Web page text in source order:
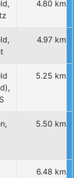
4.80 km
4.97 km
5.25 km
5.50 km
6.48 km